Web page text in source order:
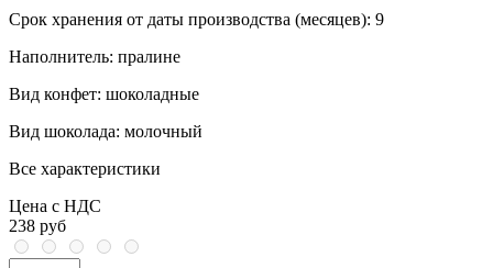
Срок хранения от даты производства (месяцев): 9
Наполнитель: пралине
Вид конфет: шоколадные
Вид шоколада: молочный
Все характеристики
Цена с НДС
238 руб